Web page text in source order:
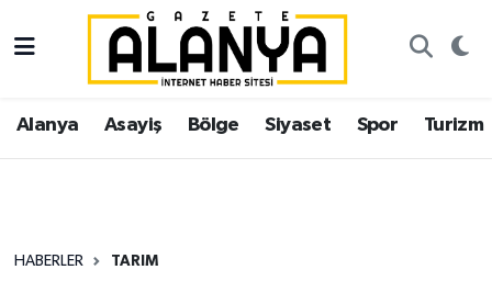
Alanya Asayiş Bölge Siyaset Spor Turizm
HABERLER TARIM
Alanya
Asayiş
Siyaset
İstanbul Nöbetçi Eczaneler
İstanbul Hava Durumu
Süper Lig Puan Durumu ve Fikstür